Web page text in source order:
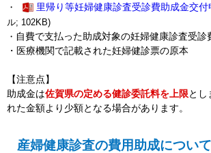
・ 里帰り等妊婦健康診査受診費助成金交付
ル; 102KB)
・ 自費で支払った助成対象の妊婦健康診査受診
・医療機関で記載された妊婦健診票の原本
【注意点】
助成金は佐賀県の定める健診委託料を上限とし
れた金額より少額となる場合があります。
産婦健康診査の費用助成について